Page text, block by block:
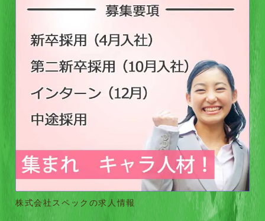
株式会社スペックの求人情報